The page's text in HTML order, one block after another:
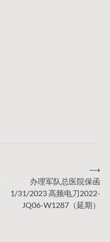
办理军队总医院保函
1/31/2023 高频电刀2022-
JQ06-W1287（延期）
⟶